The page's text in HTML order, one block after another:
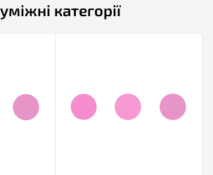
категорії